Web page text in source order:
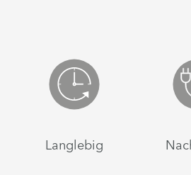
Langlebig